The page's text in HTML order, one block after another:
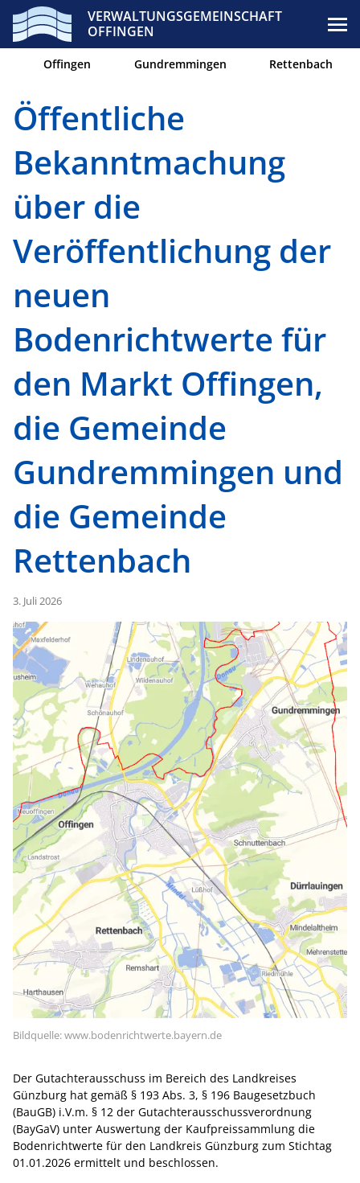
VERWALTUNGSGEMEINSCHAFT
OFFINGEN
Offingen Gundremmingen Rettenbach
Öffentliche
Bekanntmachung
über die
Veröffentlichung der
neuen
Bodenrichtwerte für
den Markt Offingen,
die Gemeinde
Gundremmingen und
die Gemeinde
Rettenbach
3. Juli 2026
Der Gutachterausschuss im Bereich des Landkreises
Günzburg hat gemäß § 193 Abs. 3, § 196 Baugesetzbuch
(BauGB) i.V.m. § 12 der Gutachterausschussverordnung
(BayGaV) unter Auswertung der Kaufpreissammlung die
Bodenrichtwerte für den Landkreis Günzburg zum Stichtag
01.01.2026 ermittelt und beschlossen.
Bildquelle: www.bodenrichtwerte.bayern.de